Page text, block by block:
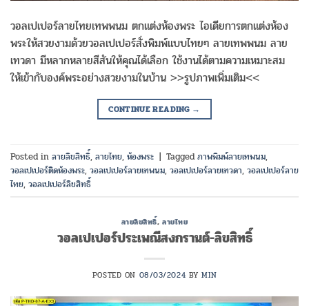
วอลเปเปอร์ลายไทยเทพพนม ตกแต่งห้องพระ ไอเดียการตกแต่งห้อง
พระให้สวยงามด้วยวอลเปเปอร์สั่งพิมพ์แบบไทยๆ ลายเทพพนม ลาย
เทวดา มีหลากหลายสีสันให้คุณได้เลือก ใช้งานได้ตามความเหมาะสม
ให้เข้ากับองค์พระอย่างสวยงามในบ้าน >>รูปภาพเพิ่มเติม<<
CONTINUE READING →
Posted in ลายลิขสิทธิ์, ลายไทย, ห้องพระ | Taggedภาพพิมพ์ลายเทพนม,
วอลเปเปอร์ติดห้องพระ, วอลเปเปอร์ลายเทพนม, วอลเปเปอร์ลายเทวดา, วอลเปเปอร์ลาย
ไทย, วอลเปเปอร์ลิขสิทธิ์
ลายลิขสิทธิ์,ลายไทย
วอลเปเปอร์ประเพณีสงกรานต์-ลิขสิทธิ์
POSTED ON 08/03/2024 BYMIN